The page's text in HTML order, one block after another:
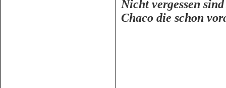
Nicht vergessen
Chaco die schon